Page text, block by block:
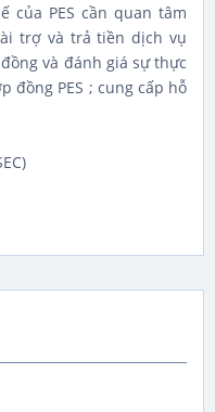
của PES cần quan tâm
trợ và trả tiền dịch vụ
và đánh giá sự thực
đồng PES ; cung cấp hỗ